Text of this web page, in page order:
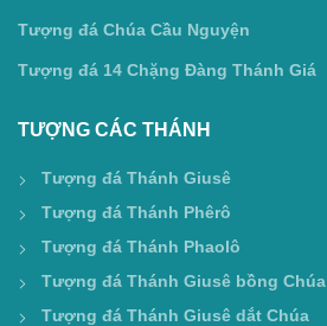
Tượng đá Chúa Cầu Nguyện
Tượng đá 14 Chặng Đàng Thánh Giá
TƯỢNG CÁC THÁNH
Tượng đá Thánh Giusê
Tượng đá Thánh Phêrô
Tượng đá Thánh Phaolô
Tượng đá Thánh Giusê bồng Chúa
Tượng đá Thánh Giusê dắt Chúa